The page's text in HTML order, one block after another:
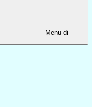
Menu di